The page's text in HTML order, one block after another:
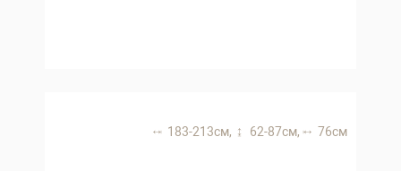
183-213 см, 62-87 см, 76 см